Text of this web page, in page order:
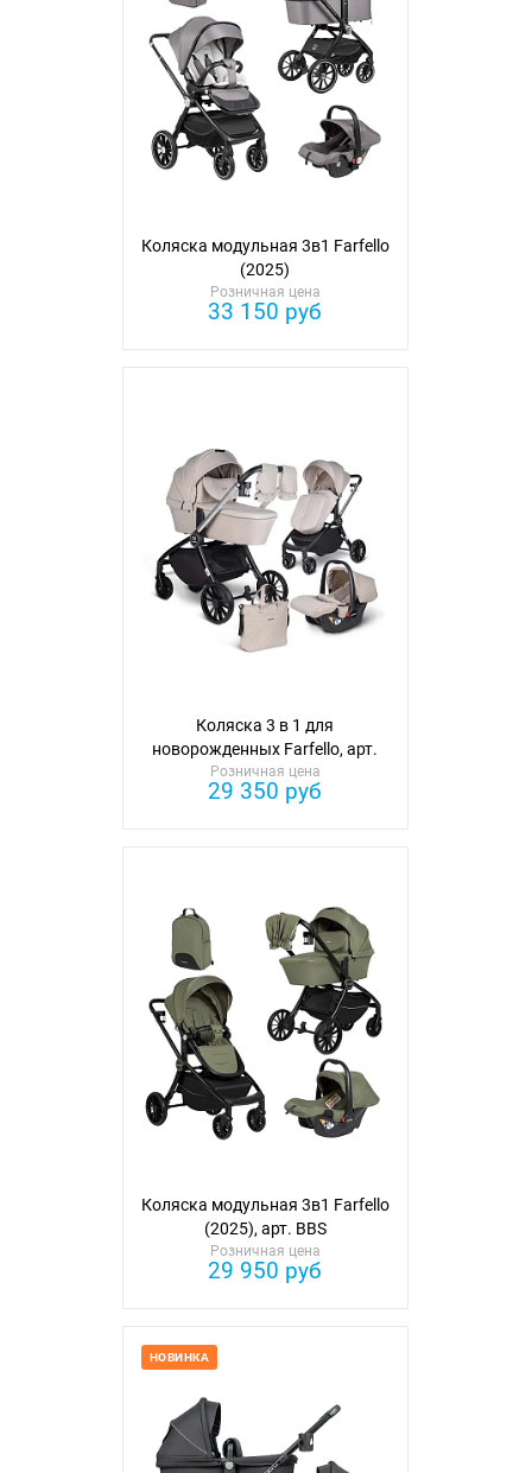
Коляска модульная 3в1 Farfello
(2025)
Розничная цена
33 150 руб
Коляска 3 в 1 для
новорожденных Farfello, арт.
BBS
Розничная цена
29 350 руб
Коляска модульная 3в1 Farfello
(2025), арт. BBS
Розничная цена
29 950 руб
НОВИНКА